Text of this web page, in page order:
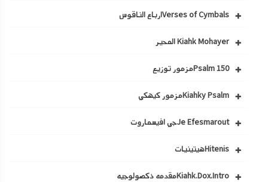
Verses of Cymbalsارباع الناقوس
Kiahk Mohayer المحير
Psalm 150مزمور توزيع
Kiahky Psalmمزمور كيهكي
Je Efesmaroutجي افيسماروت
Hitenisهيتينيات
Kiahk.Dox.Introمقدمه ذكصولوجيه